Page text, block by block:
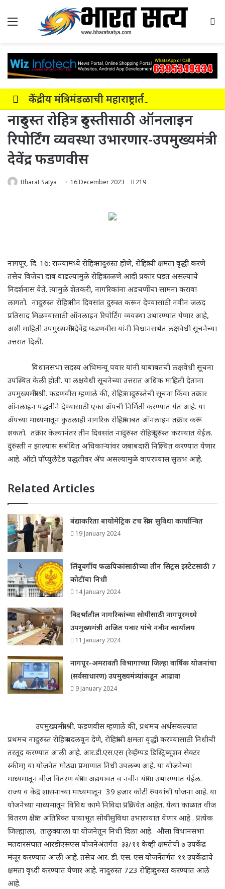
Menu
नादुरुस्त रोहित्र दुरुस्तीसाठी ऑनलाइन
रिपोर्टिंग व्यवस्था उभारणार-उपमुख्यमंत्री
देवेंद्र फडणवीस
Bharat Satya 16 December 2023 219
नागपूर, दि. 16: राज्यामध्ये रोहित्र नादुरुस्त होणे, रोहित्रांची क्षमता वृद्धी करणे
तसेच विजेचा दाब वाढल्यामुळे रोहित्र जळणे आदी प्रकार घडत असल्याचे
निदर्शनास येते. त्यामुळे शेतकरी, नागरिकांना अडचणींचा सामना करावा
लागतो. नादुरुस्त रोहित्र तीन दिवसांत दुरुस्त करून देण्यासाठी नवीन जलद
प्रतिसाद मिळण्यासाठी ऑनलाइन रिपोर्टिंग व्यवस्था उभारण्यात येणार आहे,
अशी माहिती उपमुख्यमंत्री देवेंद्र फडणवीस यांनी विधानसभेत लक्षवेधी सूचनेच्या
उत्तरात दिली.
विधानसभा सदस्य अभिमन्यू पवार यांनी याबाबतची लक्षवेधी सूचना
उपस्थित केली होती. या लक्षवेधी सूचनेच्या उत्तरात अधिक माहिती देताना
उपमुख्यमंत्री श्री. फडणवीस म्हणाले की, रोहित्र नादुरुस्तेची सूचना किंवा तक्रार
ऑनलाइन पद्धतीने देण्यासाठी एका ॲपची निर्मिती करण्यात येत आहे. या
ॲपच्या माध्यमातून कुठलाही नागरिक रोहित्राबाबत ऑनलाइन तक्रार करू
शकतो. तक्रार केल्यानंतर तीन दिवसांत नादुरुस्त रोहित्र दुरुस्त करण्यात येईल.
दुरुस्ती न झाल्यास संबंधित अधिकाऱ्यांवर जबाबदारी निश्चित करण्यात येणार
आहे. ऑटो पॉप्युलेटेड पद्धतीवर ॲप असल्यामुळे वापरण्यास सुलभ आहे.
Related Articles
बंद्याकरिता बायोमेट्रिक टच स्क्रीन सुविधा कार्यान्वित
19 January 2024
लिंबूवर्गीय फळपिकांसाठीच्या तीन सिट्रस इस्टेटसाठी 7
कोटींचा निधी
14 January 2024
विदर्भातील नागरिकांच्या सोयीसाठी नागपूरमध्ये
उपमुख्यमंत्री अजित पवार यांचे नवीन कार्यालय
11 January 2024
नागपूर-अमरावती विभागाच्या जिल्हा वार्षिक योजनांचा
(सर्वसाधारण) उपमुख्यमंत्र्यांकडून आढावा
9 January 2024
उपमुख्यमंत्री श्री. फडणवीस म्हणाले की, प्रथमच अर्थसंकल्पात
प्रथमच नादुरुस्त रोहित्र बदलवून देणे, रोहित्रांची क्षमता वृद्धी करण्यासाठी निधीची
तरतूद करण्यात आली आहे. आर.डी.एस.एस (रेव्हॅम्पड डिस्ट्रिब्यूशन सेक्टर
स्कीम) या योजनेत मोठ्या प्रमाणात निधी उपलब्ध आहे. या योजनेच्या
माध्यमातून वीज वितरण यंत्रणा अद्ययावत व नवीन यंत्रणा उभारण्यात येईल.
राज्य व केंद्र शासनाच्या माध्यमातून 39 हजार कोटी रुपयांची योजना आहे. या
योजनेच्या माध्यमातून विविध कामे निविदा प्रक्रियेत आहेत. येत्या काळात वीज
वितरण क्षेत्रात अतिरिक्त पायाभूत सोयीसुविधा उभारण्यात येणार आहे . प्रत्येक
जिल्ह्याला, तालुक्याला या योजनेतून निधी दिला आहे. औसा विधानसभा
मतदारसंघात आरडीएसएस योजनेअंतर्गत ३३/११ केव्ही क्षमतेची ७ उपकेंद्र
मंजूर करण्यात आली आहे. तसेच आर. डी. एस. एस योजनेंतर्गत ११ उपकेंद्राचे
क्षमता वृध्दी करण्यात येणार आहे. नादुरुस्त 723 रोहित्रदुरुस्त करण्यात आले
आहे.